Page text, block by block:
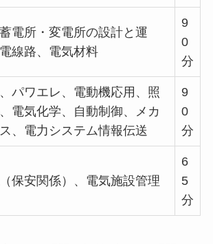
電所・変電所の設計と運
線路、電気材料
9
0
分
パワエレ、電動機応用、照
電気化学、自動制御、メカ
、電力システム情報伝送
9
0
分
保安関係）、電気施設管理
6
5
分